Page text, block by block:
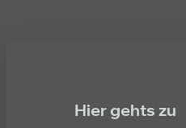
Hier gehts zu